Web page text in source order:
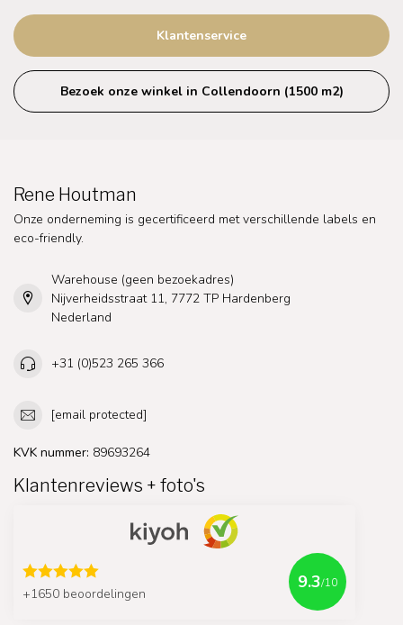
Klantenservice
Bezoek onze winkel in Collendoorn (1500 m2)
Rene Houtman
Onze onderneming is gecertificeerd met verschillende labels en
eco-friendly.
Warehouse (geen bezoekadres)
Nijverheidsstraat 11, 7772 TP Hardenberg
Nederland
+31 (0)523 265 366
[email protected]
KVK nummer: 89693264
Klantenreviews + foto's
+1650 beoordelingen
9.3/10